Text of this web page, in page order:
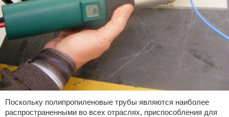
Поскольку полипропиленовые трубы являются наиболее
распространенными во всех отраслях, приспособления для